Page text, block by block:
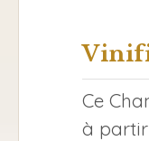
Ce
à partir